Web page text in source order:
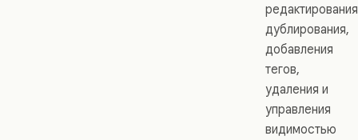
дублирования,
добавления
тегов,
удаления и
управления
видимостью